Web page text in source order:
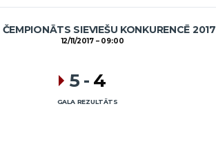
ČEMPIONĀTS SIEVIEŠU KONKURENCĒ 2017
12/11/2017 09:00
5 - 4
GALA REZULTĀTS